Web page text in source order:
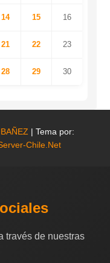
14 15 16
21 22 23
28 29 30
| Tema por:
Chile.Net
través de nuestras